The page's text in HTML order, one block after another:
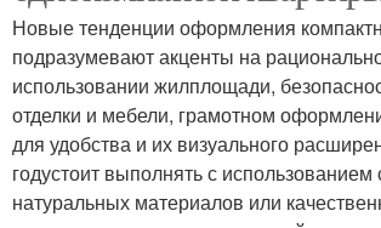
Новые тенденции оформления
подразумевают акценты на
использовании жилплощади,
отделки и мебели, грамотном
для удобства и их визуального
годустоит выполнять с использованием
натуральных материалов или